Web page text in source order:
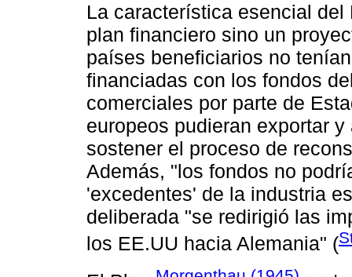
La característica esencial
plan financiero sino un
países beneficiarios no
financiadas con los fondos
comerciales por parte de
europeos pudieran exportar
sostener el proceso de
Además, "los fondos no
'excedentes' de la industria
deliberada "se redirigió las
los EE.UU hacia Alemania" (